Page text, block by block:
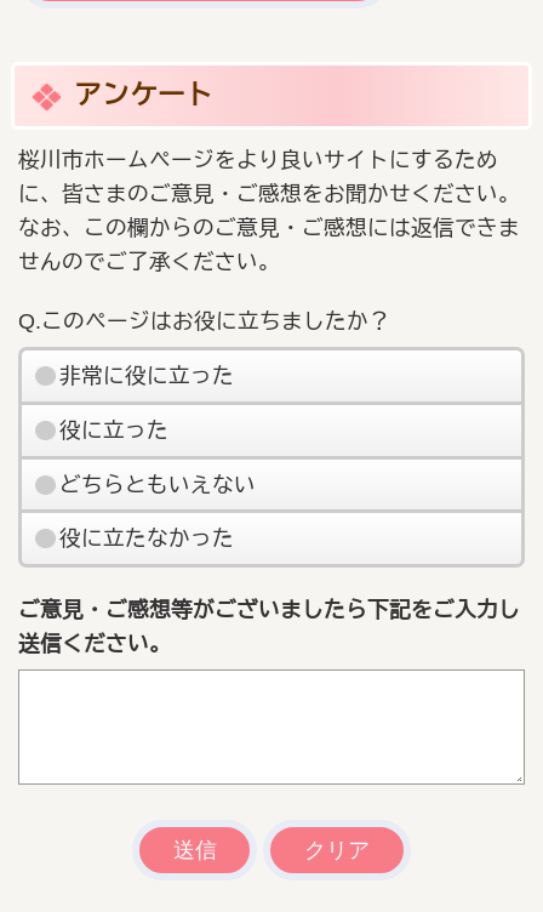
アンケート
桜川市ホームページをより良いサイトにするため
に、皆さまのご意見・ご感想をお聞かせください。
なお、この欄からのご意見・ご感想には返信できま
せんのでご了承ください。
Q.このページはお役に立ちましたか？
非常に役に立った
役に立った
どちらともいえない
役に立たなかった
ご意見・ご感想等がございましたら下記をご入力し
送信ください。